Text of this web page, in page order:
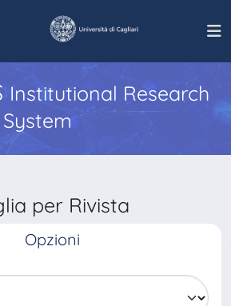
Institutional Research
per Rivista
Opzioni